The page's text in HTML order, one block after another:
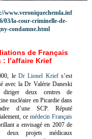
www.veroniquechemla.inf
03/la-cour-criminelle-de-
condamne.html
de Français
: l’affaire Krief
le Dr Lionel Kriefs’est
avec la Dr Valérie Daneski
diriger deux centres de
nucléaire en Picardie dans
d’une SCP. Réputé
ce médecin Français
a envisagé en 2007 de
deux projets médicaux